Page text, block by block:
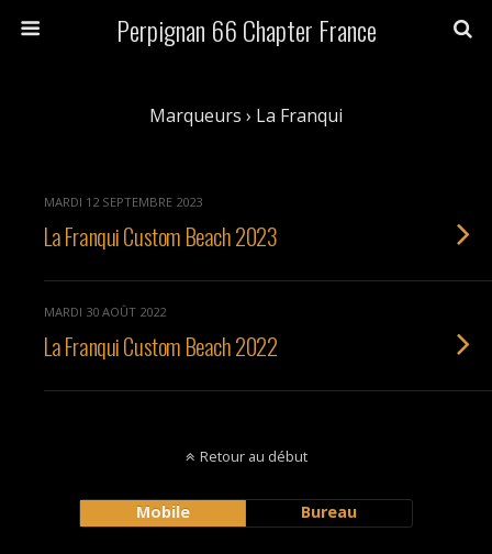
Perpignan 66 Chapter France
Marqueurs › La Franqui
MARDI 12 SEPTEMBRE 2023
La Franqui Custom Beach 2023
MARDI 30 AOÛT 2022
La Franqui Custom Beach 2022
Retour au début
Mobile Bureau